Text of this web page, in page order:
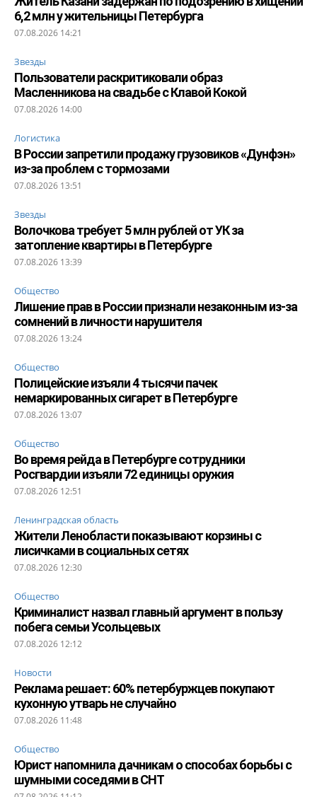
6,2 млн у жительницы Петербурга
07.08.2026 14:21
Звезды
Пользователи раскритиковали образ
Масленникова на свадьбе с Клавой Кокой
07.08.2026 14:00
Логистика
В России запретили продажу грузовиков «Дунфэн»
из-за проблем с тормозами
07.08.2026 13:51
Звезды
Волочкова требует 5 млн рублей от УК за
затопление квартиры в Петербурге
07.08.2026 13:39
Общество
Лишение прав в России признали незаконным из-за
сомнений в личности нарушителя
07.08.2026 13:24
Общество
Полицейские изъяли 4 тысячи пачек
немаркированных сигарет в Петербурге
07.08.2026 13:07
Общество
Во время рейда в Петербурге сотрудники
Росгвардии изъяли 72 единицы оружия
07.08.2026 12:51
Ленинградская область
Жители Ленобласти показывают корзины с
лисичками в социальных сетях
07.08.2026 12:30
Общество
Криминалист назвал главный аргумент в пользу
побега семьи Усольцевых
07.08.2026 12:12
Новости
Реклама решает: 60% петербуржцев покупают
кухонную утварь не случайно
07.08.2026 11:48
Общество
Юрист напомнила дачникам о способах борьбы с
шумными соседями в СНТ